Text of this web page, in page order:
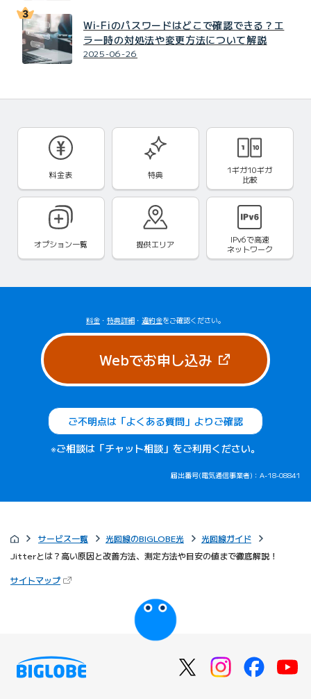
Wi-Fiのパスワードはどこで確認できる？エ
ラー時の対処法や変更方法について解説
2025-06-26
料金表 特典
1ギガ10ギガ
比較
オプション一覧 提供エリア IPv6で高速
ネットワーク
料金 ・ 特典詳細 ・ 違約金をご確認ください。
Webでお申し込み（新しいタブ
ご不明点は「よくある質問」よりご確認
※ご相談は「チャット相談」をご利用ください。
届出番号(電気通信事業者)：A-18-08841
サービス一覧 光回線のBIGLOBE光
光回線ガイド
Jitterとは？高い原因と改善方法、測定方法や目安の値まで徹底解説！
サイトマップ（新しいタブで開きます）
びっぷるのページ